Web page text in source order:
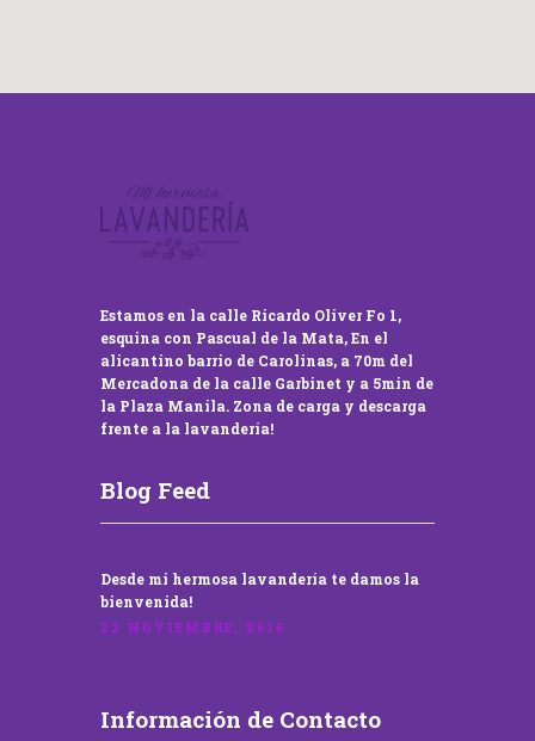
Estamos en la calle Ricardo Oliver Fo 1,
esquina con Pascual de la Mata, En el
alicantino barrio de Carolinas, a 70m del
Mercadona de la calle Garbinet y a 5min de
la Plaza Manila. Zona de carga y descarga
frente a la lavandería!
Blog Feed
Desde mi hermosa lavandería te damos la
bienvenida!
22 NOVIEMBRE, 2016
Información de Contacto